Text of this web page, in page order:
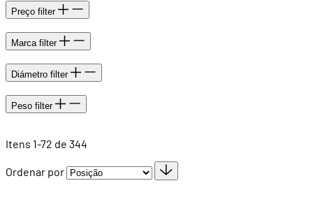
Preço filter
Marca filter
Diámetro filter
Peso filter
Itens 1-72 de 344
Ordenar por